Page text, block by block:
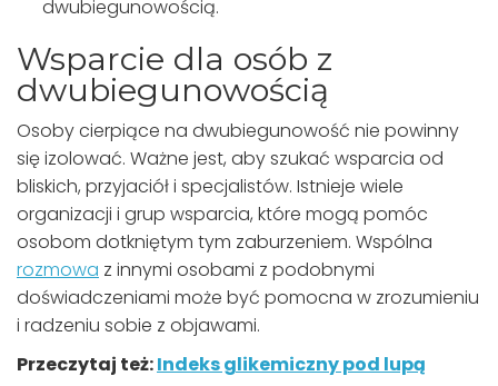
dwubiegunowością.
Wsparcie dla osób z
dwubiegunowością
Osoby cierpiące na dwubiegunowość nie powinny
się izolować. Ważne jest, aby szukać wsparcia od
bliskich, przyjaciół i specjalistów. Istnieje wiele
organizacji i grup wsparcia, które mogą pomóc
osobom dotkniętym tym zaburzeniem. Wspólna
rozmowa z innymi osobami z podobnymi
doświadczeniami może być pomocna w zrozumieniu
i radzeniu sobie z objawami.
Przeczytaj też:Indeks glikemiczny pod lupą